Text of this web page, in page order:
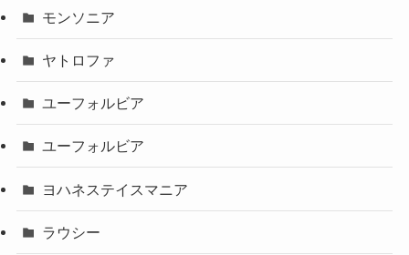
モンソニア
ヤトロファ
ユーフォルビア
ユーフォルビア
ヨハネステイスマニア
ラウシー